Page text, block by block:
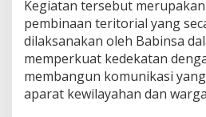
a
t
H
u
b
u
n
Kegiatan tersebut
pembinaan teritorial yang
dilaksanakan oleh Babinsa
memperkuat kedekatan
membangun komunikasi
aparat kewilayahan dan